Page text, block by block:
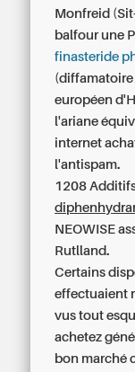
Monfreid
balfour une
finasteride
européen
l'ariane
internet
l'antispam.
1208
NEOWISE
Rutlland.
Certains
effectuaient
vus tout
achetez
bon marché